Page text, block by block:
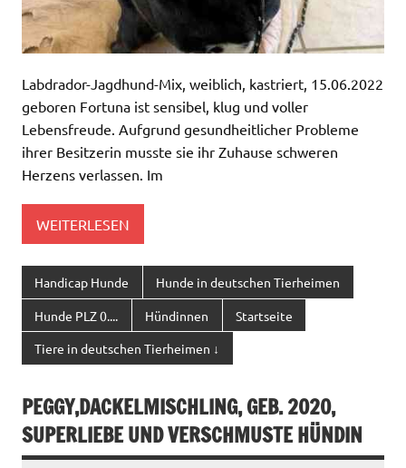
Labdrador-Jagdhund-Mix, weiblich, kastriert, 15.06.2022
geboren Fortuna ist sensibel, klug und voller
Lebensfreude. Aufgrund gesundheitlicher Probleme
ihrer Besitzerin musste sie ihr Zuhause schweren
Herzens verlassen. Im
WEITERLESEN
Handicap Hunde Hunde in deutschen Tierheimen
Hunde PLZ 0.... Hündinnen Startseite
Tiere in deutschen Tierheimen ↓
PEGGY,DACKELMISCHLING, GEB. 2020,
SUPERLIEBE UND VERSCHMUSTE HÜNDIN